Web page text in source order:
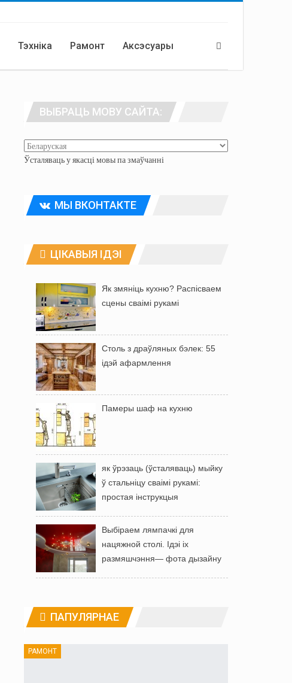
Тэхніка Рамонт Аксэсуары
ВЫБРАЦЬ МОВУ САЙТА:
Ўсталяваць у якасці мовы па змаўчанні
МЫ ВКОНТАКТЕ
ЦІКАВЫЯ ІДЭІ
Як змяніць кухню? Распісваем
сцены сваімі рукамі
Столь з драўляных бэлек: 55
ідэй афармлення
Памеры шаф на кухню
як ўрэзаць (ўсталяваць) мыйку
ў стальніцу сваімі рукамі:
простая інструкцыя
Выбіраем лямпачкі для
нацяжной столі. Ідэі іх
размяшчэння— фота дызайну
ПАПУЛЯРНАЕ
РАМОНТ